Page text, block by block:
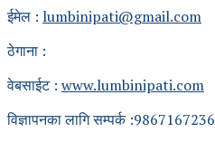
ईमेल : lumbinipati@gmail.com
ठेगाना :
वेबसाईट : www.lumbinipati.com
विज्ञापनका लागि सम्पर्क :9867167236